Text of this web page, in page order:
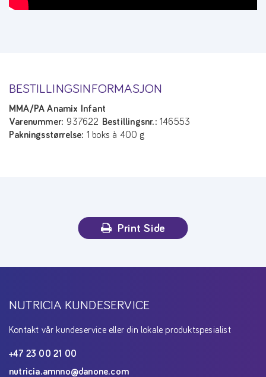
BESTILLINGSINFORMASJON
MMA/PA Anamix Infant
Varenummer: 937622 Bestillingsnr.: 146553
Pakningsstørrelse: 1 boks à 400 g
Print Side
NUTRICIA KUNDESERVICE
Kontakt vår kundeservice eller din lokale produktspesialist
+47 23 00 21 00
nutricia.amnno@danone.com